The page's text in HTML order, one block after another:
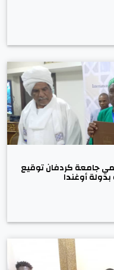
جامعة كردفان توقيع
أوغندا